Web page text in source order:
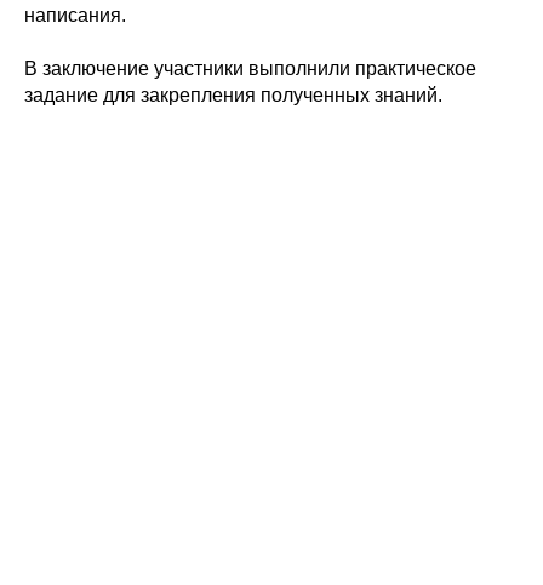
написания.
В заключение участники выполнили практическое
задание для закрепления полученных знаний.